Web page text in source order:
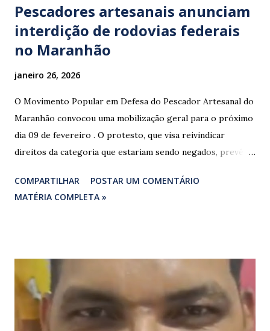
Pescadores artesanais anunciam
interdição de rodovias federais
no Maranhão
janeiro 26, 2026
O Movimento Popular em Defesa do Pescador Artesanal do
Maranhão convocou uma mobilização geral para o próximo
dia 09 de fevereiro . O protesto, que visa reivindicar
direitos da categoria que estariam sendo negados, prevê o
federais que cortam o estado. ​As interdições estão
programadas para começar às 07:00 da manhã e, segundo
manifestação busca chamar a atenção das autoridades para
a pauta da pesca artesanal maranhense, exigindo o
cumprimento de garantias e assistência aos trabalhadores
do setor. Motoristas que planejam trafegar por essas
COMPARTILHAR
POSTAR UM COMENTÁRIO
MATÉRIA COMPLETA »